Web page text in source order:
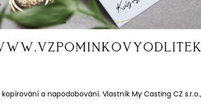
a napodobování. Vlastník My Casting CZ